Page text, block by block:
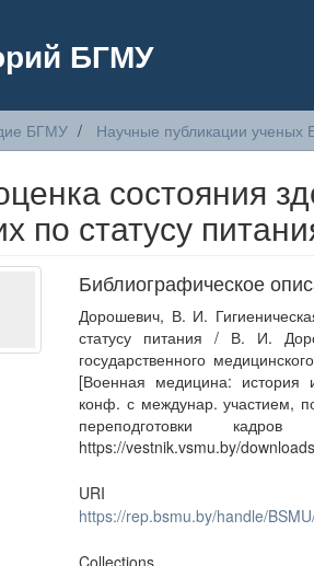
БГМУ
БГМУ Научные публикации ученых
состояния
по статусу
Библиографическое
Дорошевич, В. И.
статусу питания / В. И.
государственного
[Военная медицина: история
конф. с междунар. участием,
переподготовки
https://vestnik.vsmu.by/
URI
https://rep.bsmu.by/handle/
Collections